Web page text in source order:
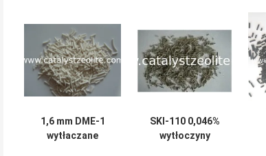
1,6 mm DME-1
wytłaczane
SKI-110 0,046%
wytłoczyny